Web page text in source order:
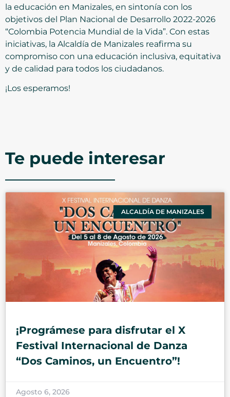
la educación en Manizales, en sintonía con los
objetivos del Plan Nacional de Desarrollo 2022-2026
“Colombia Potencia Mundial de la Vida”. Con estas
iniciativas, la Alcaldía de Manizales reafirma su
compromiso con una educación inclusiva, equitativa
y de calidad para todos los ciudadanos.
¡Los esperamos!
Te puede interesar
ALCALDÍA DE MANIZALES
¡Prográmese para disfrutar el X
Festival Internacional de Danza
“Dos Caminos, un Encuentro”!
Agosto 6, 2026